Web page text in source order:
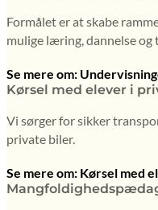
Formålet er at skabe
mulige læring, dannelse og
Se mere om:
Kørsel med elever i
Vi sørger for sikker
private biler.
Se mere om: Kørsel med